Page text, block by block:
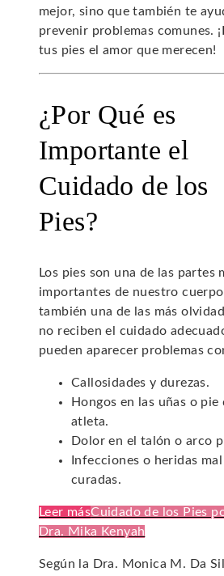
mejor, sino que también te
prevenir problemas comunes.
tus pies el amor que merecen!
¿Por Qué es
Importante el
Cuidado de los
Pies?
Los pies son una de las partes
importantes de nuestro
también una de las más
no reciben el cuidado
pueden aparecer problemas
Callosidades y durezas.
Hongos en las uñas o pie
atleta.
Dolor en el talón o arco
Infecciones o heridas mal
curadas.
Leer másCuidado de los Pies
Dra. Mika Kenyah
Según la Dra. Monica M. Da